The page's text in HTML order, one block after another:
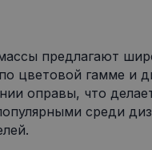
предлагают
цветовой гамме и
оправы, что
среди